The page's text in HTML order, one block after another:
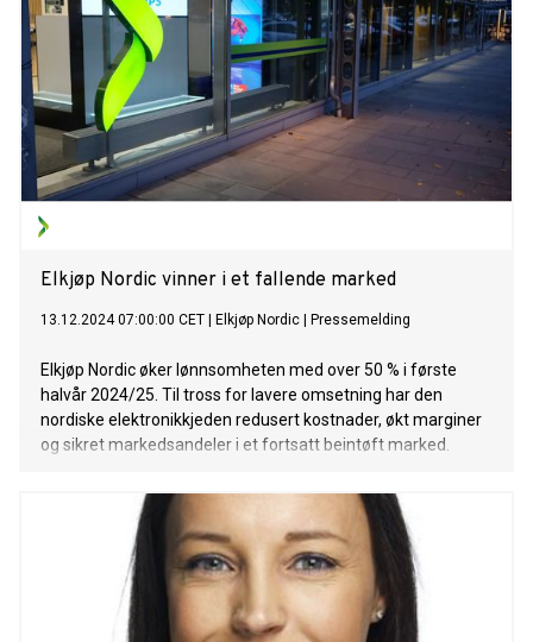
Elkjøp Nordic vinner i et fallende marked
13.12.2024 07:00:00 CET Elkjøp Nordic Pressemelding
Elkjøp Nordic øker lønnsomheten med over 50 % i første
halvår 2024/25. Til tross for lavere omsetning har den
nordiske elektronikkjeden redusert kostnader, økt marginer
og sikret markedsandeler i et fortsatt beintøft marked.